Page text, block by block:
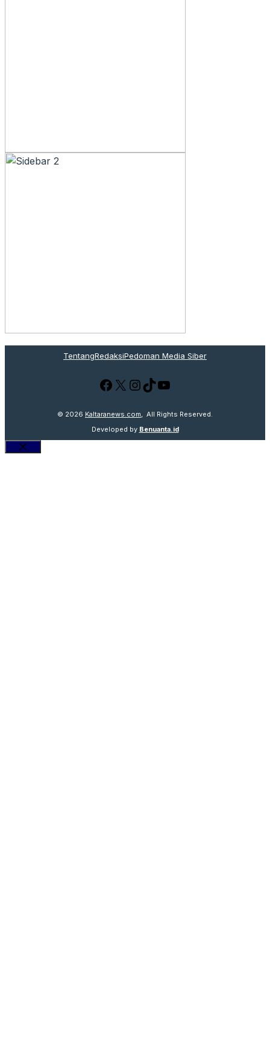
TentangRedaksiPedoman Media Siber
Facebook
X Instagram
TikTok
YouTube
© 2026 Kaltaranews.com , All Rights Reserved.
Developed by Benuanta.id
Close